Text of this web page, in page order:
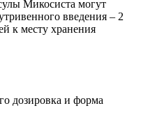
Микосиста могут
введения – 2
к месту хранения
дозировка и форма